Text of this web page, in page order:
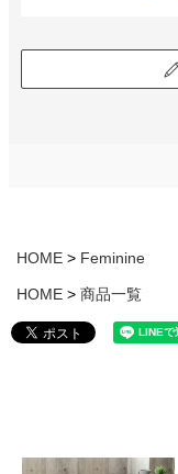
HOME Feminine
HOME 商品一覧